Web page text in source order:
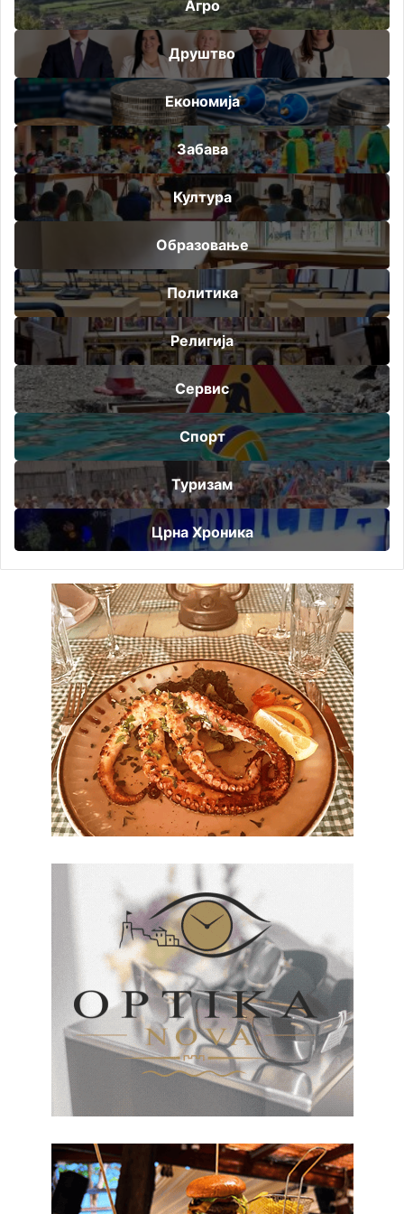
Агро
Друштво
Економија
Забава
Култура
Образовање
Политика
Религија
Сервис
Спорт
Туризам
Црна Хроника